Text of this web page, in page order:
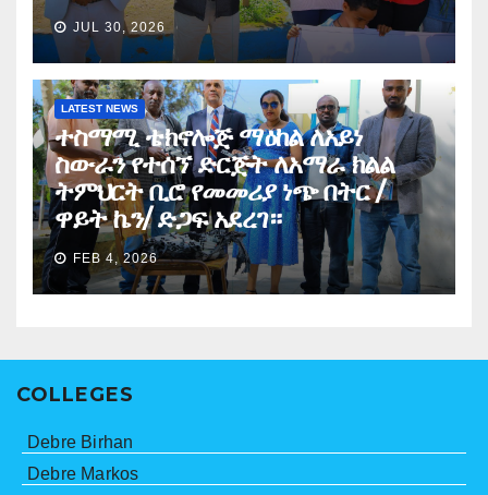
JUL 30, 2026
LATEST NEWS
ተስማሚ ቴክኖሎጅ ማዕከል ለአይነ
ስውራን የተሰኘ ድርጅት ለአማራ ክልል
ትምህርት ቢሮ የመመሪያ ነጭ በትር /
ዋይት ኬን/ ድጋፍ አደረገ።
FEB 4, 2026
COLLEGES
Debre Birhan
Debre Markos